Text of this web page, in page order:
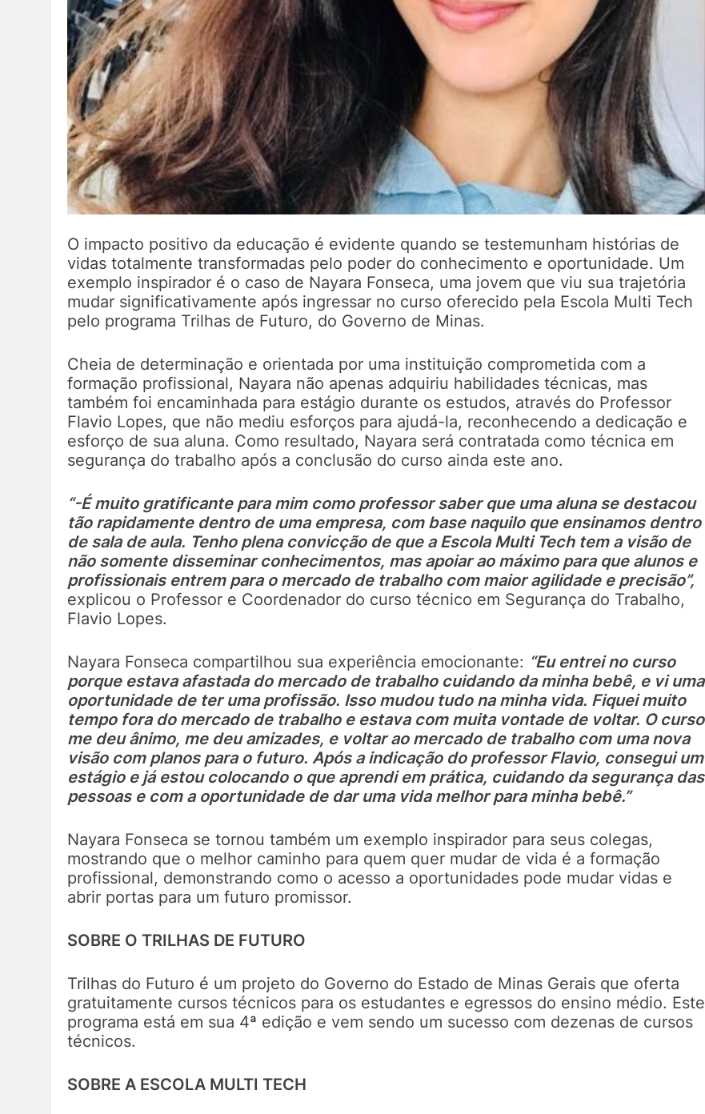
O impacto positivo da educação é evidente quando se testemunham histórias de
vidas totalmente transformadas pelo poder do conhecimento e oportunidade. Um
exemplo inspirador é o caso de Nayara Fonseca, uma jovem que viu sua trajetória
mudar significativamente após ingressar no curso oferecido pela Escola Multi Tech
pelo programa Trilhas de Futuro, do Governo de Minas.
Cheia de determinação e orientada por uma instituição comprometida com a
formação profissional, Nayara não apenas adquiriu habilidades técnicas, mas
também foi encaminhada para estágio durante os estudos, através do Professor
Flavio Lopes, que não mediu esforços para ajudá-la, reconhecendo a dedicação e
esforço de sua aluna. Como resultado, Nayara será contratada como técnica em
segurança do trabalho após a conclusão do curso ainda este ano.
“-É muito gratificante para mim como professor saber que uma aluna se destacou
tão rapidamente dentro de uma empresa, com base naquilo que ensinamos dentro
de sala de aula. Tenho plena convicção de que a Escola Multi Tech tem a visão de
não somente disseminar conhecimentos, mas apoiar ao máximo para que alunos e
profissionais entrem para o mercado de trabalho com maior agilidade e precisão”,
explicou o Professor e Coordenador do curso técnico em Segurança do Trabalho,
Flavio Lopes.
Nayara Fonseca compartilhou sua experiência emocionante: “Eu entrei no curso
porque estava afastada do mercado de trabalho cuidando da minha bebê, e vi uma
oportunidade de ter uma profissão. Isso mudou tudo na minha vida. Fiquei muito
tempo fora do mercado de trabalho e estava com muita vontade de voltar. O curso
me deu ânimo, me deu amizades, e voltar ao mercado de trabalho com uma nova
visão com planos para o futuro. Após a indicação do professor Flavio, consegui um
estágio e já estou colocando o que aprendi em prática, cuidando da segurança das
pessoas e com a oportunidade de dar uma vida melhor para minha bebê.”
Nayara Fonseca se tornou também um exemplo inspirador para seus colegas,
mostrando que o melhor caminho para quem quer mudar de vida é a formação
profissional, demonstrando como o acesso a oportunidades pode mudar vidas e
abrir portas para um futuro promissor.
SOBRE O TRILHAS DE FUTURO
Trilhas do Futuro é um projeto do Governo do Estado de Minas Gerais que oferta
gratuitamente cursos técnicos para os estudantes e egressos do ensino médio. Este
programa está em sua 4ª edição e vem sendo um sucesso com dezenas de cursos
técnicos.
SOBRE A ESCOLA MULTI TECH